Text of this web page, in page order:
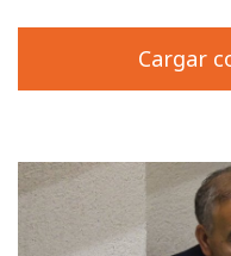
Cargar